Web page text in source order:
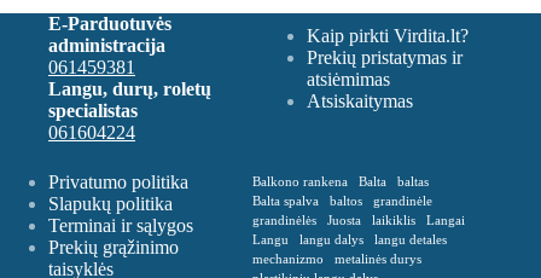
E-Parduotuvės
administracija
061459381
Langu, durų, roletų
specialistas
061604224
Kaip pirkti Virdita.lt?
Prekių pristatymas ir
atsiėmimas
Atsiskaitymas
Privatumo politika
Slapukų politika
Terminai ir sąlygos
Prekių grąžinimo
taisyklės
Balkono rankena Balta
baltas
Balta spalva
baltos
grandinėle
grandinėlės
Juosta laikiklis
Langai
Langu
langu dalys
langu detales
mechanizmo
metalinės durys